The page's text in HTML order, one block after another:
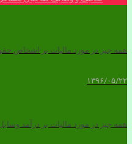
همه چیز در مورد مالیات بر اشخاص
۱۳۹۶/۰۵/۲۲
همه چیز در مورد مالیات بر درآمد